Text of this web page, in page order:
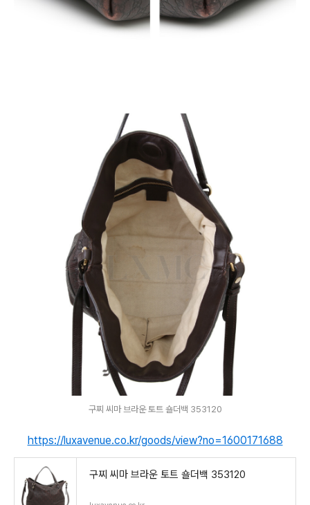
구찌 씨마 브라운 토트 숄더백 353120
https://luxavenue.co.kr/goods/view?no=1600171688
구찌 씨마 브라운 토트 숄더백 353120